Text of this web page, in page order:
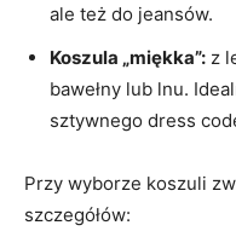
ale też do jeansów.
Koszula „miękka”: z
bawełny lub lnu.
sztywnego dress
Przy wyborze koszuli
szczegółów: